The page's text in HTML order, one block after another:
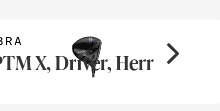
X, Driver, Herr